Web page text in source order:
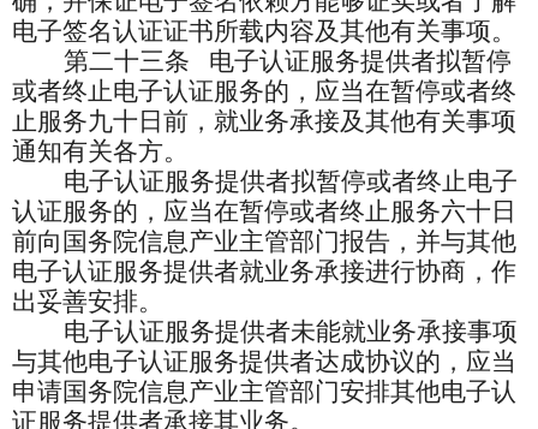
电子签名认证证书所载内容及其他有关事项。
第二十三条
电子认证服务提供者拟暂停
或者终止电子认证服务的，应当在暂停或者终
止服务九十日前，就业务承接及其他有关事项
通知有关各方。
电子认证服务提供者拟暂停或者终止电子
认证服务的，应当在暂停或者终止服务六十日
前向国务院信息产业主管部门报告，并与其他
电子认证服务提供者就业务承接进行协商，作
出妥善安排。
电子认证服务提供者未能就业务承接事项
与其他电子认证服务提供者达成协议的，应当
申请国务院信息产业主管部门安排其他电子认
证服务提供者承接其业务。